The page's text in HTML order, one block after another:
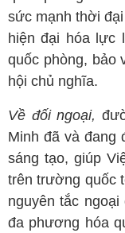
sức mạnh thời
hiện đại hóa lực
quốc phòng, bảo
hội chủ nghĩa.
Về đối ngoại,
Minh đã và đang
sáng tạo, giúp
trên trường quốc
nguyên tắc
đa phương hóa